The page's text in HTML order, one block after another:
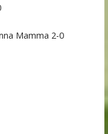
Mamma 2-0